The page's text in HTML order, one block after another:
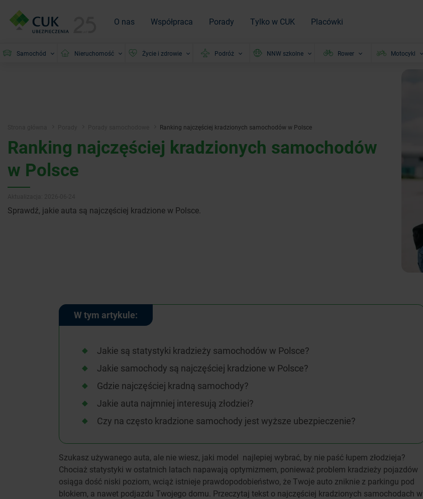
O nas Współpraca Porady Tylko w CUK Placówki
Samochód Nieruchomość Życie i zdrowie Podróż NNW szkolne Rower Motocykl
Ranking najczęściej kradzionych samochodów w Polsce
Ranking najczęściej kradzionych samochodów
w Polsce
Sprawdź, jakie auta są najczęściej kradzione w Polsce.
W tym artykule:
Jakie są statystyki kradzieży samochodów w Polsce?
Jakie samochody są najczęściej kradzione w Polsce?
Gdzie najczęściej kradną samochody?
Jakie auta najmniej interesują złodziei?
Czy na często kradzione samochody jest wyższe ubezpieczenie?
Szukasz używanego auta, ale nie wiesz, jaki model najlepiej wybrać, by nie paść łupem złodzieja?
Chociaż statystyki w ostatnich latach napawają optymizmem, ponieważ problem kradzieży pojazdów
osiąga dość niski poziom, wciąż istnieje prawdopodobieństwo, że Twoje auto zniknie z parkingu pod
blokiem, a nawet podjazdu Twojego domu. Przeczytaj tekst o najczęściej kradzionych samochodach w